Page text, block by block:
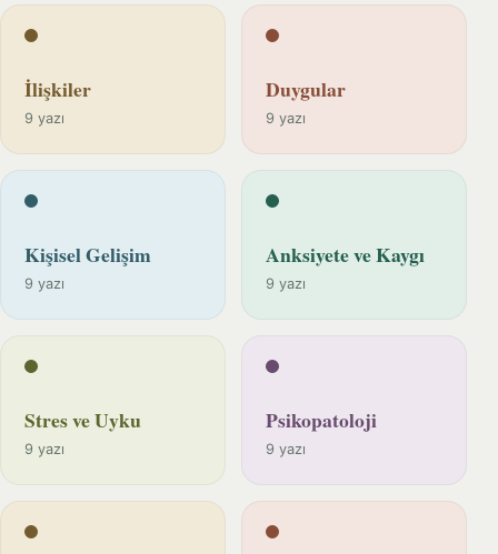
İlişkiler
9 yazı
Duygular
9 yazı
Kişisel Gelişim
9 yazı
Anksiyete ve Kaygı
9 yazı
Stres ve Uyku
9 yazı
Psikopatoloji
9 yazı